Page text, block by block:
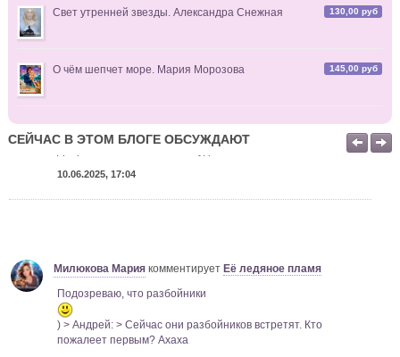
130,00 руб
Свет утренней звезды. Александра Снежная
145,00 руб
О чём шепчет море. Мария Морозова
СЕЙЧАС В ЭТОМ БЛОГЕ ОБСУЖДАЮТ
И??? Требую продолжение банкета
АндрейкомментируетЕё ледяное пламя
10.06.2025, 17:04
Милюкова Мария комментирует Её ледяное пламя
Подозреваю, что разбойники
) > Андрей: > Сейчас они разбойников встретят. Кто
пожалеет первым? Ахаха